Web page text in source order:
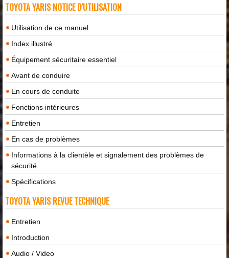
TOYOTA YARIS NOTICE D'UTILISATION
Utilisation de ce manuel
Index illustré
Équipement sécuritaire essentiel
Avant de conduire
En cours de conduite
Fonctions intérieures
Entretien
En cas de problèmes
Informations à la clientèle et signalement des problèmes de
sécurité
Spécifications
TOYOTA YARIS REVUE TECHNIQUE
Entretien
Introduction
Audio / Video